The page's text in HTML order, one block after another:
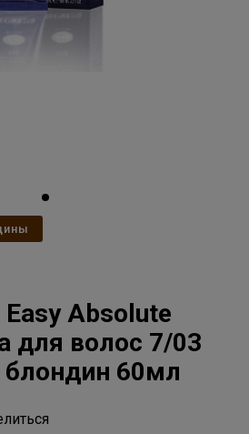
Absolute
для волос 7/03
60мл